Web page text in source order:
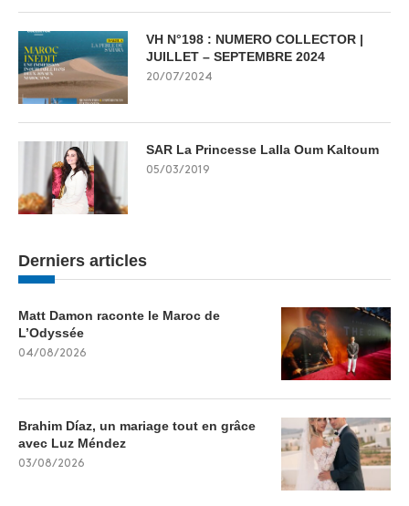
VH N°198 : NUMERO COLLECTOR |
JUILLET – SEPTEMBRE 2024
20/07/2024
SAR La Princesse Lalla Oum Kaltoum
05/03/2019
Derniers articles
Matt Damon raconte le Maroc de
L’Odyssée
04/08/2026
Brahim Díaz, un mariage tout en grâce
avec Luz Méndez
03/08/2026